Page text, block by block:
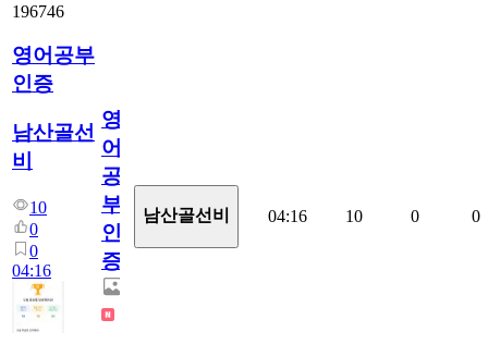
196746
영어공부
인증
남산골선
비
10
0
0
04:16
영
어
공
부
인
증
남산골선비 04:16 10 0 0